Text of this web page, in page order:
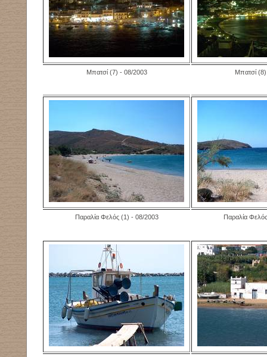
Μπατσί (7) - 08/2003 Μπατσί
Παραλία Φελός (1) - 08/2003 Παραλία